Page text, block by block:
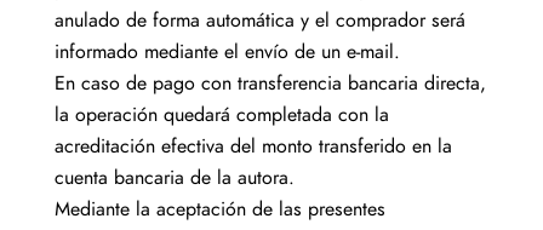
anulado de forma automática y el comprador será
informado mediante el envío de un e-mail.
En caso de pago con transferencia bancaria directa,
la operación quedará completada con la
acreditación efectiva del monto transferido en la
cuenta bancaria de la autora.
Mediante la aceptación de las presentes